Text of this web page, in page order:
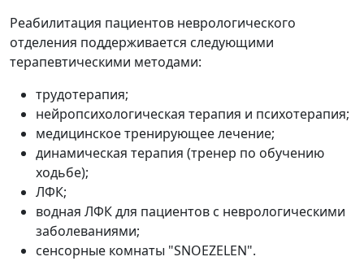
Реабилитация пациентов неврологического
отделения поддерживается следующими
терапевтическими методами:
трудотерапия;
нейропсихологическая терапия и психотерапия;
медицинское тренирующее лечение;
динамическая терапия (тренер по обучению
ходьбе);
ЛФК;
водная ЛФК для пациентов с неврологическими
заболеваниями;
сенсорные комнаты "SNOEZELEN".